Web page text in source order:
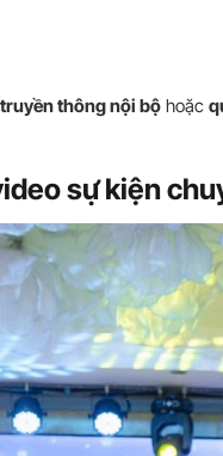
truyền thông nội bộ hoặc
sự kiện